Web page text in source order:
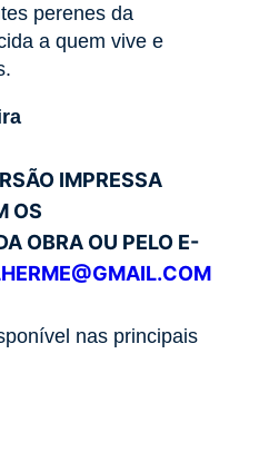
perenes da
a quem vive e
IMPRESSA
OS
OBRA OU PELO E-
nas principais